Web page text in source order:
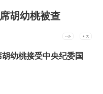
胡幼桃被查
- 小 + 大
幼桃接受中央纪委国